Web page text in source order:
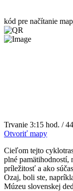
kód pre načítanie
Trvanie 3:15 hod. /
Otvoriť mapy
Cieľom tejto
plné pamätihodností,
príležitosť a ako
Ozaj, boli ste,
Múzeu slovenskej